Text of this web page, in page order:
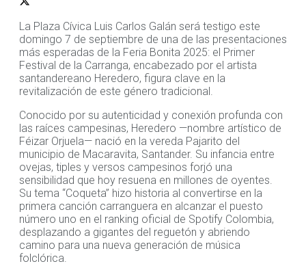
La Plaza Cívica Luis Carlos Galán será testigo este
domingo 7 de septiembre de una de las presentaciones
más esperadas de la Feria Bonita 2025: el Primer
Festival de la Carranga, encabezado por el artista
santandereano Heredero, figura clave en la
revitalización de este género tradicional.
Conocido por su autenticidad y conexión profunda con
las raíces campesinas, Heredero —nombre artístico de
Féizar Orjuela— nació en la vereda Pajarito del
municipio de Macaravita, Santander. Su infancia entre
ovejas, tiples y versos campesinos forjó una
sensibilidad que hoy resuena en millones de oyentes.
Su tema “Coqueta” hizo historia al convertirse en la
primera canción carranguera en alcanzar el puesto
número uno en el ranking oficial de Spotify Colombia,
desplazando a gigantes del reguetón y abriendo
camino para una nueva generación de música
folclórica.